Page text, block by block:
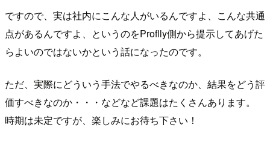
ですので、実は社内にこんな人がいるんですよ、こんな共通
点があるんですよ、というのをProflly側から提示してあげた
らよいのではないかという話になったのです。
ただ、実際にどういう手法でやるべきなのか、結果をどう評
価すべきなのか・・・などなど課題はたくさんあります。
時期は未定ですが、楽しみにお待ち下さい！